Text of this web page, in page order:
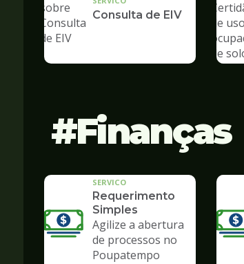
Consulta de EIV
Finanças
SERVICO
Requerimento
Simples
Agilize a abertura
de processos no
Poupatempo